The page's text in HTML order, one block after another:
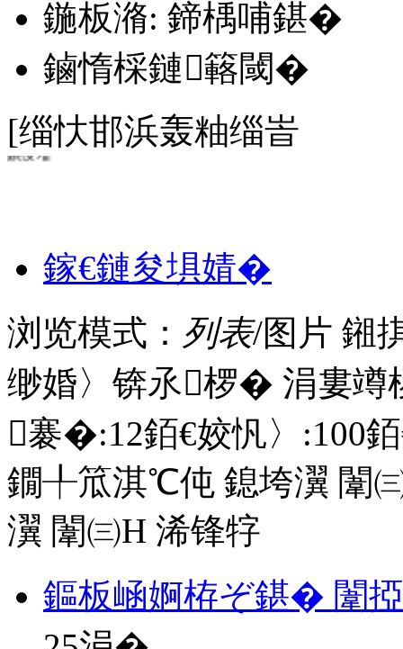
鍦板潃: 鍗楀哺鍖�
鏀惰棌鏈簵閾�
[缁忕邯浜轰粙缁峕
鎵€鏈夋埧婧�
浏览模式： 列表/图片 鎺
缈婚〉锛氶椤� 涓婁
褰�:12銆€姣忛〉:100
鐗╀笟淇℃伅 鎴垮瀷 闈
瀷 闈㈢Н 浠锋牸
鏂板崡婀栫ぞ鍖� 闈